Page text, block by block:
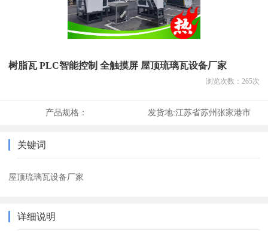
树脂瓦 PLC智能控制 全触摸屏 屋顶琉璃瓦设备厂家
浏览次数： 265次
产品规格： 发货地:江苏省苏州张家港市
关键词
屋顶琉璃瓦设备厂家
详细说明